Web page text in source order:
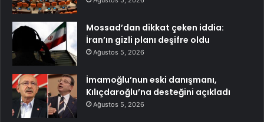
Mossad’dan dikkat çeken iddia:
İran’ın gizli planı deşifre oldu
Ağustos 5, 2026
İmamoğlu’nun eski danışmanı,
Kılıçdaroğlu’na desteğini açıkladı
Ağustos 5, 2026